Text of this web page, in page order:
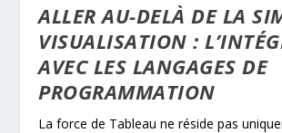
ALLER AU-DELÀ DE LA
VISUALISATION :
AVEC LES LANGAGES DE
PROGRAMMATION
La force de Tableau ne réside pas